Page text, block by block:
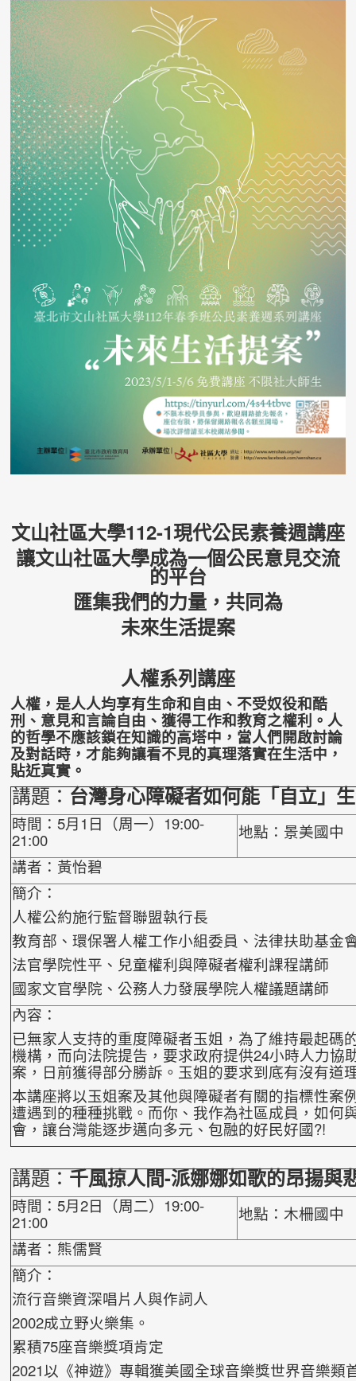
文山社區大學112-1現代公民素養週講座
讓文山社區大學成為一個公民意見交流
的平台
匯集我們的力量，共同為
未來生活提案
人權系列講座
人權，是人人均享有生命和自由、不受奴役和酷
刑、意見和言論自由、獲得工作和教育之權利。人
的哲學不應該鎖在知識的高塔中，當人們開啟討論
及對話時，才能夠讓看不見的真理落實在生活中，
貼近真實。
講題：台灣身心障礙者如何能「自立」
時間：5月1日（周一）19:00-
21:00
地點：景美國中
講者：黃怡碧
簡介：
人權公約施行監督聯盟執行長
教育部、環保署人權工作小組委員、法律扶助基金
法官學院性平、兒童權利與障礙者權利課程講師
國家文官學院、公務人力發展學院人權議題講師
內容：
已無家人支持的重度障礙者玉姐，為了維持最起碼
機構，而向法院提告，要求政府提供24小時人力協
案，日前獲得部分勝訴。玉姐的要求到底有沒有道
本講座將以玉姐案及其他與障礙者有關的指標性案
遭遇到的種種挑戰。而你、我作為社區成員，如何
會，讓台灣能逐步邁向多元、包融的好民好國?!
講題：千風掠人間-派娜娜如歌的昂揚與
時間：5月2日（周二）19:00-
21:00
地點：木柵國中
講者：熊儒賢
簡介：
流行音樂資深唱片人與作詞人
2002成立野火樂集。
累積75座音樂獎項肯定
2021以《神遊》專輯獲美國全球音樂獎世界音樂類